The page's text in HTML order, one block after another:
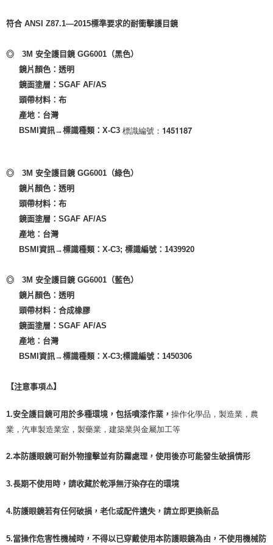
符合 ANSI Z87.1—2015標準要求的耐衝擊護目鏡
◎　3M 安全護目鏡 GG6001 （黑色）
鏡片顏色：透明
鏡面塗層：SGAF AF/AS
頭帶材料：布
產地：台灣
BSMI資訊→標識種類：X-C3 標識編號：1451187
◎　3M 安全護目鏡 GG6001 （綠色）
鏡片顏色：透明
頭帶材料：布
鏡面塗層：SGAF AF/AS
產地：台灣
BSMI資訊→標識種類：X-C3; 標識編號：1439920
◎　3M 安全護目鏡 GG6001 （藍色）
鏡片顏色：透明
頭帶材料：合成橡膠
鏡面塗層：SGAF AF/AS
產地：台灣
BSMI資訊→標識種類：X-C3;標識編號：1450306
【注意事項⚠️】
1.安全護目鏡可用於多種環境，包括噴漆作業， 操作化學品，製造業，農
業，汽車製造業室，製藥業，建築業與金屬加工等
2.本防護眼鏡可耐外物撞擊並有防霧處理，使用後亦可能發生破損情形
3.長期不使用時，請收藏於乾淨無汙染存在的環境
4.防護眼鏡若有任何破損，老化或配件遺失，請立即更換新品
5.當操作危害性機械時，不得以已穿戴使用本防護眼鏡為由，不使用機械防